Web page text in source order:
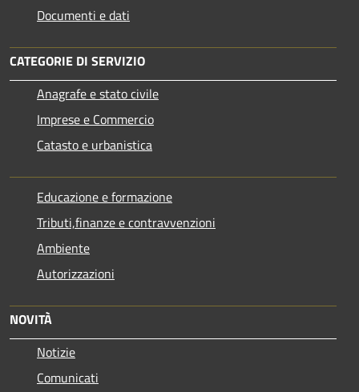
Documenti e dati
CATEGORIE DI SERVIZIO
Anagrafe e stato civile
Imprese e Commercio
Catasto e urbanistica
Educazione e formazione
Tributi,finanze e contravvenzioni
Ambiente
Autorizzazioni
NOVITÀ
Notizie
Comunicati